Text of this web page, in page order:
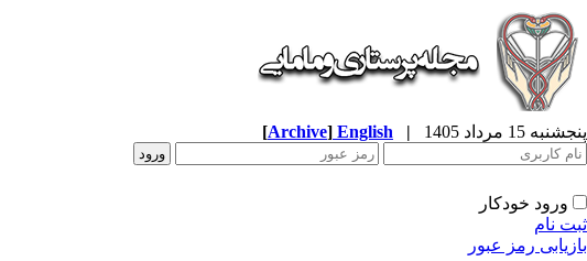
پنجشنبه 15 مرداد 1405 |
English
[Archive]
ورود خودکار
ثبت نام
بازیابی رمز عبور